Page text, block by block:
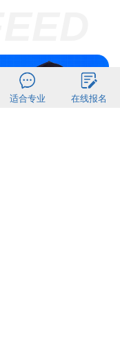
适合专业 在线报名